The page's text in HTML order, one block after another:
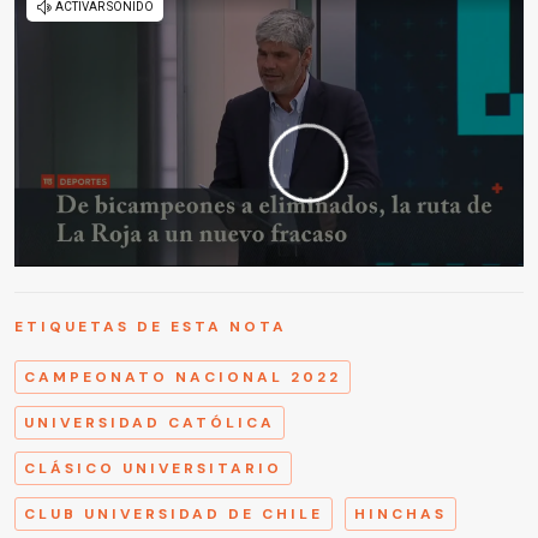
ETIQUETAS DE ESTA NOTA
CAMPEONATO NACIONAL 2022
UNIVERSIDAD CATÓLICA
CLÁSICO UNIVERSITARIO
CLUB UNIVERSIDAD DE CHILE HINCHAS